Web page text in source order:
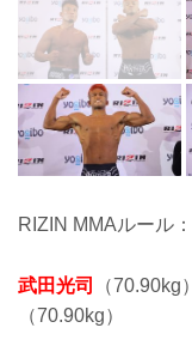
RIZIN MMAルール
武田光司 （70.90kg
（70.90kg）